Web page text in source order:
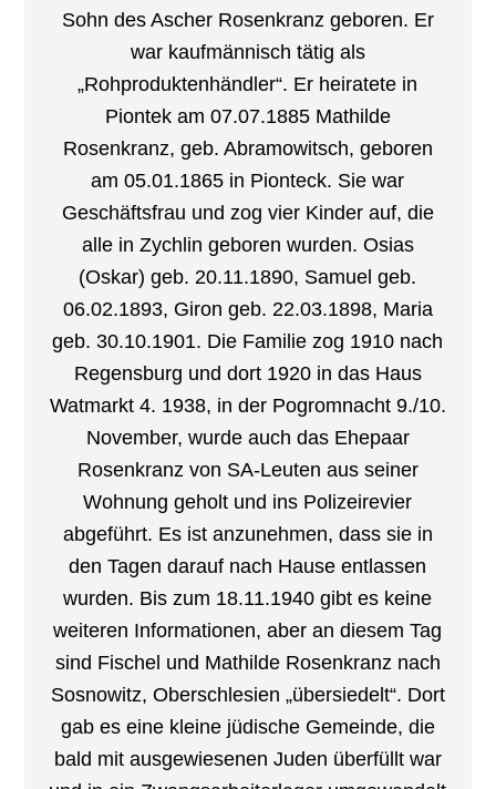
Sohn des Ascher Rosenkranz geboren. Er
war kaufmännisch tätig als
„Rohproduktenhändler“. Er heiratete in
Piontek am 07.07.1885 Mathilde
Rosenkranz, geb. Abramowitsch, geboren
am 05.01.1865 in Pionteck. Sie war
Geschäftsfrau und zog vier Kinder auf, die
alle in Zychlin geboren wurden. Osias
(Oskar) geb. 20.11.1890, Samuel geb.
06.02.1893, Giron geb. 22.03.1898, Maria
geb. 30.10.1901. Die Familie zog 1910 nach
Regensburg und dort 1920 in das Haus
Watmarkt 4. 1938, in der Pogromnacht 9./10.
November, wurde auch das Ehepaar
Rosenkranz von SA-Leuten aus seiner
Wohnung geholt und ins Polizeirevier
abgeführt. Es ist anzunehmen, dass sie in
den Tagen darauf nach Hause entlassen
wurden. Bis zum 18.11.1940 gibt es keine
weiteren Informationen, aber an diesem Tag
sind Fischel und Mathilde Rosenkranz nach
Sosnowitz, Oberschlesien „übersiedelt“. Dort
gab es eine kleine jüdische Gemeinde, die
bald mit ausgewiesenen Juden überfüllt war